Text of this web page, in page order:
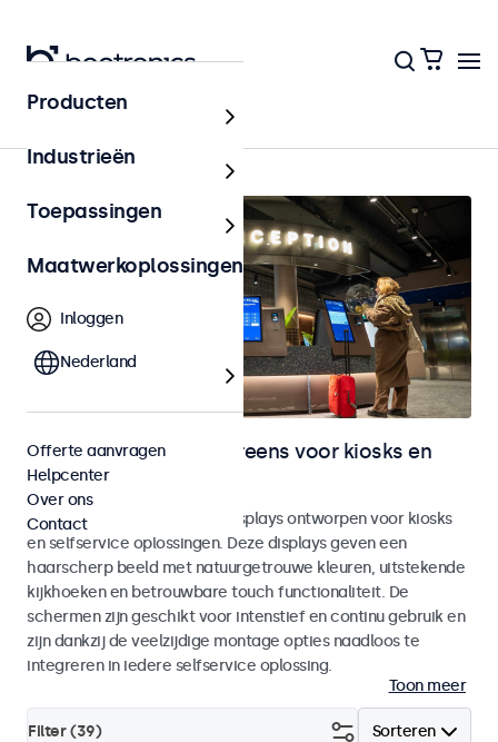
Home
Monitoren en touchscreens voor kiosks en
selfservice
Monitoren en touchscreen displays ontworpen voor kiosks
en selfservice oplossingen. Deze displays geven een
haarscherp beeld met natuurgetrouwe kleuren, uitstekende
kijkhoeken en betrouwbare touch functionaliteit. De
schermen zijn geschikt voor intenstief en continu gebruik en
zijn dankzij de veelzijdige montage opties naadloos te
integreren in iedere selfservice oplossing.
Toon meer
Sorteren
Filter (39)
Producten
Industrieën
Toepassingen
Maatwerkoplossingen
Inloggen
Nederland
Offerte aanvragen
Helpcenter
Over ons
Contact